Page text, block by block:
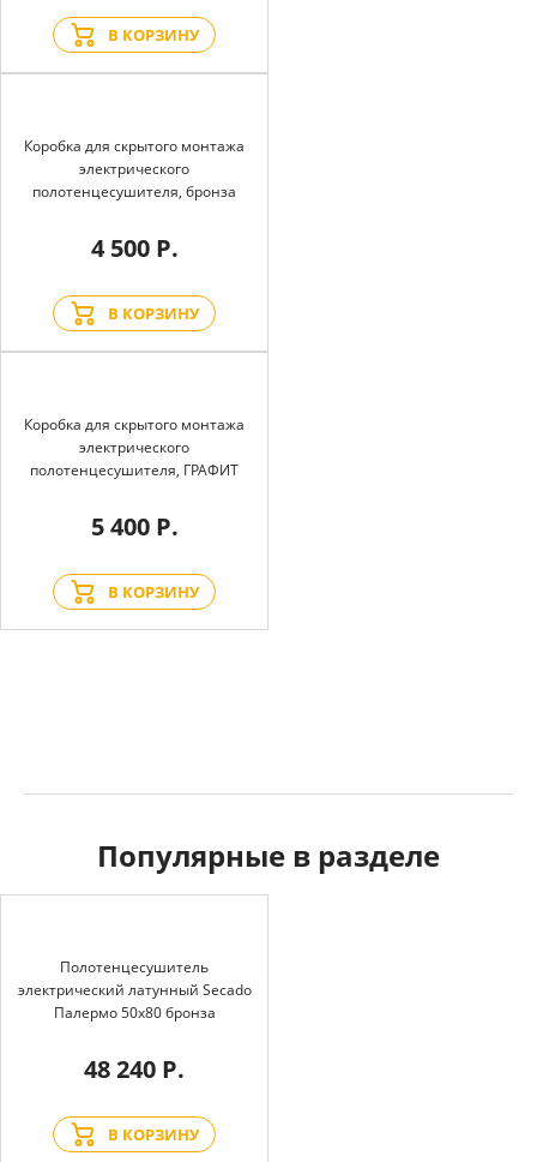
В КОРЗИНУ
Коробка для скрытого монтажа
электрического
полотенцесушителя, бронза
4 500 Р.
В КОРЗИНУ
Коробка для скрытого монтажа
электрического
полотенцесушителя, ГРАФИТ
5 400 Р.
В КОРЗИНУ
Популярные в разделе
Полотенцесушитель
электрический латунный Secado
Палермо 50x80 бронза
48 240 Р.
В КОРЗИНУ